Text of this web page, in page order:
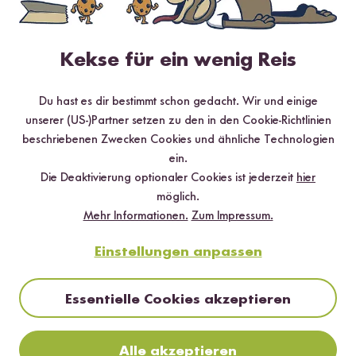
HilfreichsteNeuesteHöchste BewertungNiedrigste Bewertung
Nach der äußerst schmackhaften Probe der 'Indisches
aufgehoben und koche diese nun eifrig nach. Diese
Gewürze zum Reis bringen den, für mich, genau
richtigen Geschmack in den Reis bereiten die Grundlage
für ein, für mich, authemtisches Curry. So isst man gerne!
Kekse für ein wenig Reis
Du hast es dir bestimmt schon gedacht. Wir und einige
unserer (US-)Partner setzen zu den in den Cookie-Richtlinien
beschriebenen Zwecken Cookies und ähnliche Technologien
ein.
Die Deaktivierung optionaler Cookies ist jederzeit hier
möglich.
Mehr Informationen. Zum Impressum.
Einstellungen anpassen
Essentielle Cookies akzeptieren
Alle akzeptieren